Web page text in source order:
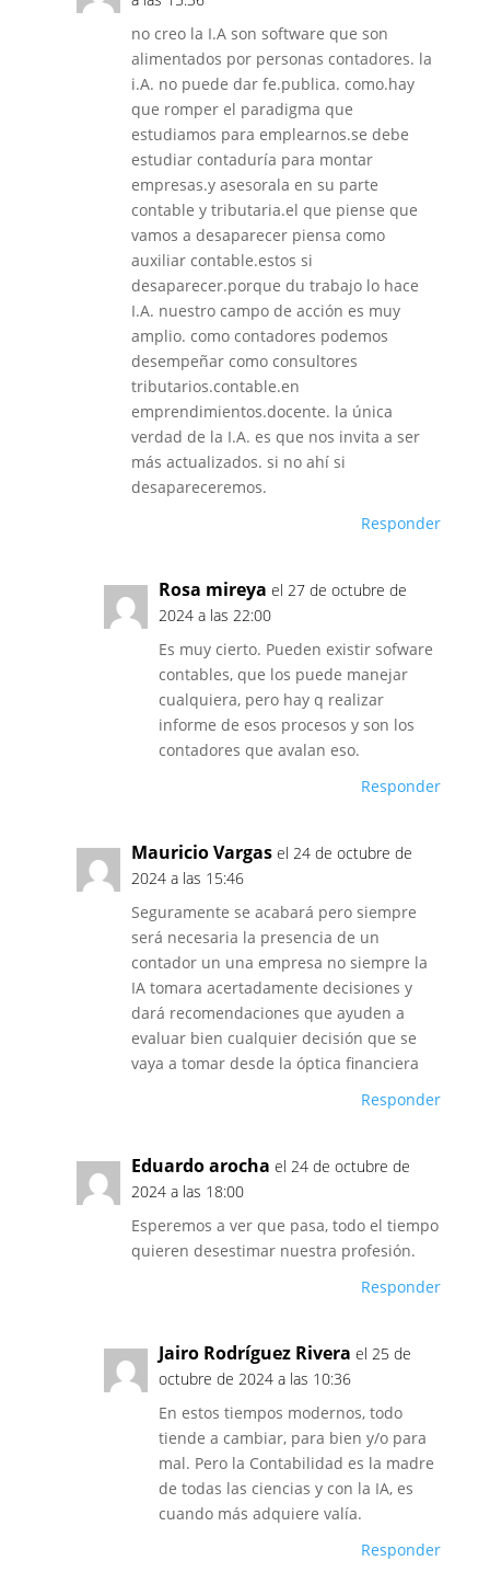
no creo la I.A son software que son
alimentados por personas contadores. la
i.A. no puede dar fe.publica. como.hay
que romper el paradigma que
estudiamos para emplearnos.se debe
estudiar contaduría para montar
empresas.y asesorala en su parte
contable y tributaria.el que piense que
vamos a desaparecer piensa como
auxiliar contable.estos si
desaparecer.porque du trabajo lo hace
I.A. nuestro campo de acción es muy
amplio. como contadores podemos
desempeñar como consultores
tributarios.contable.en
emprendimientos.docente. la única
verdad de la I.A. es que nos invita a ser
más actualizados. si no ahí si
desapareceremos.
Responder
Rosa mireya el 27 de octubre de
2024 a las 22:00
Es muy cierto. Pueden existir sofware
contables, que los puede manejar
cualquiera, pero hay q realizar
informe de esos procesos y son los
contadores que avalan eso.
Responder
Mauricio Vargas el 24 de octubre de
2024 a las 15:46
Seguramente se acabará pero siempre
será necesaria la presencia de un
contador un una empresa no siempre la
IA tomara acertadamente decisiones y
dará recomendaciones que ayuden a
evaluar bien cualquier decisión que se
vaya a tomar desde la óptica financiera
Responder
Eduardo arocha el 24 de octubre de
2024 a las 18:00
Esperemos a ver que pasa, todo el tiempo
quieren desestimar nuestra profesión.
Responder
Jairo Rodríguez Rivera el 25 de
octubre de 2024 a las 10:36
En estos tiempos modernos, todo
tiende a cambiar, para bien y/o para
mal. Pero la Contabilidad es la madre
de todas las ciencias y con la IA, es
cuando más adquiere valía.
Responder